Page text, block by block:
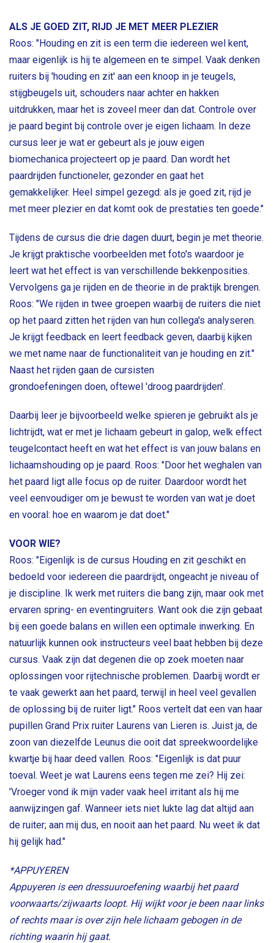
ALS JE GOED ZIT, RIJD JE MET MEER PLEZIER
Roos: "Houding en zit is een term die iedereen wel kent,
maar eigenlijk is hij te algemeen en te simpel. Vaak denken
ruiters bij 'houding en zit' aan een knoop in je teugels,
stijgbeugels uit, schouders naar achter en hakken
uitdrukken, maar het is zoveel meer dan dat. Controle over
je paard begint bij controle over je eigen lichaam. In deze
cursus leer je wat er gebeurt als je jouw eigen
biomechanica projecteert op je paard. Dan wordt het
paardrijden functioneler, gezonder en gaat het
gemakkelijker. Heel simpel gezegd: als je goed zit, rijd je
met meer plezier en dat komt ook de prestaties ten goede."
Tijdens de cursus die drie dagen duurt, begin je met theorie.
Je krijgt praktische voorbeelden met foto's waardoor je
leert wat het effect is van verschillende bekkenposities.
Vervolgens ga je rijden en de theorie in de praktijk brengen.
Roos: "We rijden in twee groepen waarbij de ruiters die niet
op het paard zitten het rijden van hun collega's analyseren.
Je krijgt feedback en leert feedback geven, daarbij kijken
we met name naar de functionaliteit van je houding en zit."
Naast het rijden gaan de cursisten
grondoefeningen doen, oftewel 'droog paardrijden'.
Daarbij leer je bijvoorbeeld welke spieren je gebruikt als je
lichtrijdt, wat er met je lichaam gebeurt in galop, welk effect
teugelcontact heeft en wat het effect is van jouw balans en
lichaamshouding op je paard. Roos: "Door het weghalen van
het paard ligt alle focus op de ruiter. Daardoor wordt het
veel eenvoudiger om je bewust te worden van wat je doet
en vooral: hoe en waarom je dat doet."
VOOR WIE?
Roos: "Eigenlijk is de cursus Houding en zit geschikt en
bedoeld voor iedereen die paardrijdt, ongeacht je niveau of
je discipline. Ik werk met ruiters die bang zijn, maar ook met
ervaren spring- en eventingruiters. Want ook die zijn gebaat
bij een goede balans en willen een optimale inwerking. En
natuurlijk kunnen ook instructeurs veel baat hebben bij deze
cursus. Vaak zijn dat degenen die op zoek moeten naar
oplossingen voor rijtechnische problemen. Daarbij wordt er
te vaak gewerkt aan het paard, terwijl in heel veel gevallen
de oplossing bij de ruiter ligt." Roos vertelt dat een van haar
pupillen Grand Prix ruiter Laurens van Lieren is. Juist ja, de
zoon van diezelfde Leunus die ooit dat spreekwoordelijke
kwartje bij haar deed vallen. Roos: "Eigenlijk is dat puur
toeval. Weet je wat Laurens eens tegen me zei? Hij zei:
'Vroeger vond ik mijn vader vaak heel irritant als hij me
aanwijzingen gaf. Wanneer iets niet lukte lag dat altijd aan
de ruiter; aan mij dus, en nooit aan het paard. Nu weet ik dat
hij gelijk had."
*APPUYEREN
Appuyeren is een dressuuroefening waarbij het paard
voorwaarts/zijwaarts loopt. Hij wijkt voor je been naar links
of rechts maar is over zijn hele lichaam gebogen in de
richting waarin hij gaat.